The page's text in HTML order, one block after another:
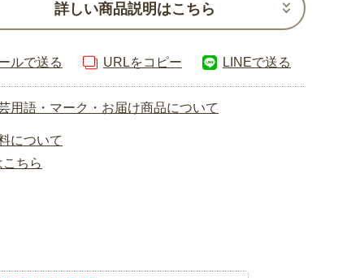
ちら
詳しい商品説明はこちら
ルで送る URLをコピー LINEで送る
用語・マーク・お届け商品について
について